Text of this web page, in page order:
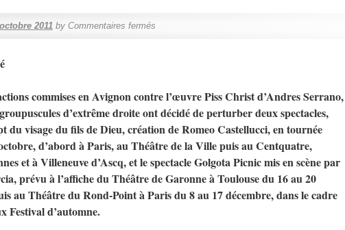
2011 by Commentaires fermés
commises en Avignon contre l’œuvre Piss Christ d’Andres Serrano,
d’extrême droite ont décidé de perturber deux spectacles,
du visage du fils de Dieu, création de Romeo Castellucci, en tournée
d’abord à Paris, au Théâtre de la Ville puis au Centquatre,
et à Villeneuve d’Ascq, et le spectacle Golgota Picnic mis en scène par
prévu à l’affiche du Théâtre de Garonne à Toulouse du 16 au 20
au Théâtre du Rond-Point à Paris du 8 au 17 décembre, dans le cadre
Festival d’automne.